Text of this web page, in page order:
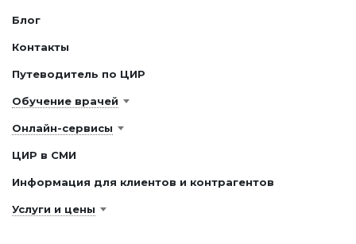
Блог
Контакты
Путеводитель по ЦИР
Обучение врачей
Онлайн-сервисы
ЦИР в СМИ
Информация для клиентов и контрагентов
Услуги и цены